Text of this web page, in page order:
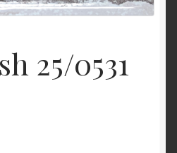
25/0531